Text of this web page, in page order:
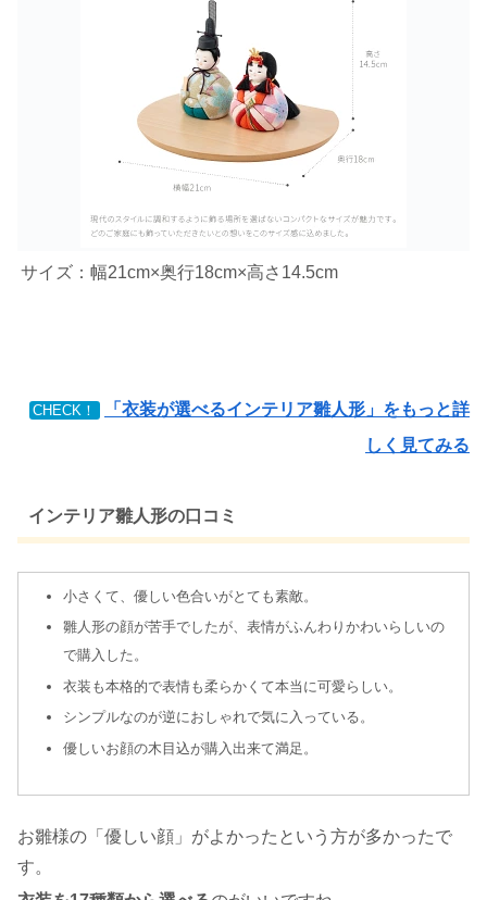
サイズ：幅21cm×奥行18cm×高さ14.5cm
CHECK！
「衣装が選べるインテリア雛人形」をもっと詳
しく見てみる
インテリア雛人形の口コミ
小さくて、優しい色合いがとても素敵。
雛人形の顔が苦手でしたが、表情がふんわりかわいらしいの
で購入した。
衣装も本格的で表情も柔らかくて本当に可愛らしい。
シンプルなのが逆におしゃれで気に入っている。
優しいお顔の木目込が購入出来て満足。
お雛様の「優しい顔」がよかったという方が多かったで
す。